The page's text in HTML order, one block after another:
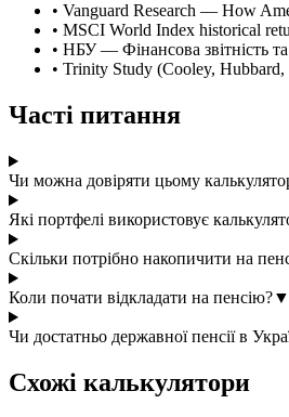
• Vanguard Research — How
• MSCI World Index historical
• НБУ — Фінансова звітність та
• Trinity Study (Cooley,
Часті питання
Чи можна довіряти цьому
Які портфелі використовує
Скільки потрібно накопичити на
Коли почати відкладати на пенсію?▼
Чи достатньо державної пенсії в
Схожі калькулятори